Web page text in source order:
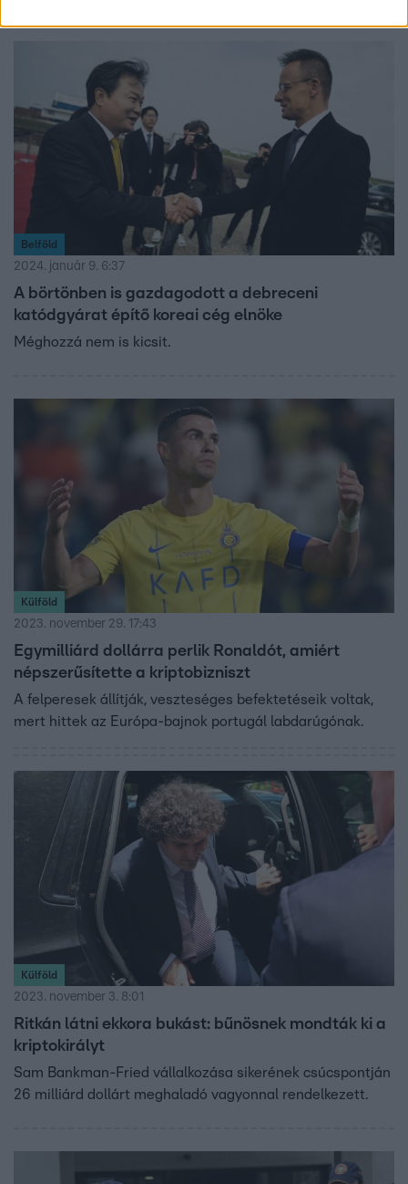
Belföld
2024. január 9. 6:37
A börtönben is gazdagodott a debreceni
katódgyárat építő koreai cég elnöke
Méghozzá nem is kicsit.
Külföld
2023. november 29. 17:43
Egymilliárd dollárra perlik Ronaldót, amiért
népszerűsítette a kriptobizniszt
A felperesek állítják, veszteséges befektetéseik voltak,
mert hittek az Európa-bajnok portugál labdarúgónak.
Külföld
2023. november 3. 8:01
Ritkán látni ekkora bukást: bűnösnek mondták ki a
kriptokirályt
Sam Bankman-Fried vállalkozása sikerének csúcspontján
26 milliárd dollárt meghaladó vagyonnal rendelkezett.